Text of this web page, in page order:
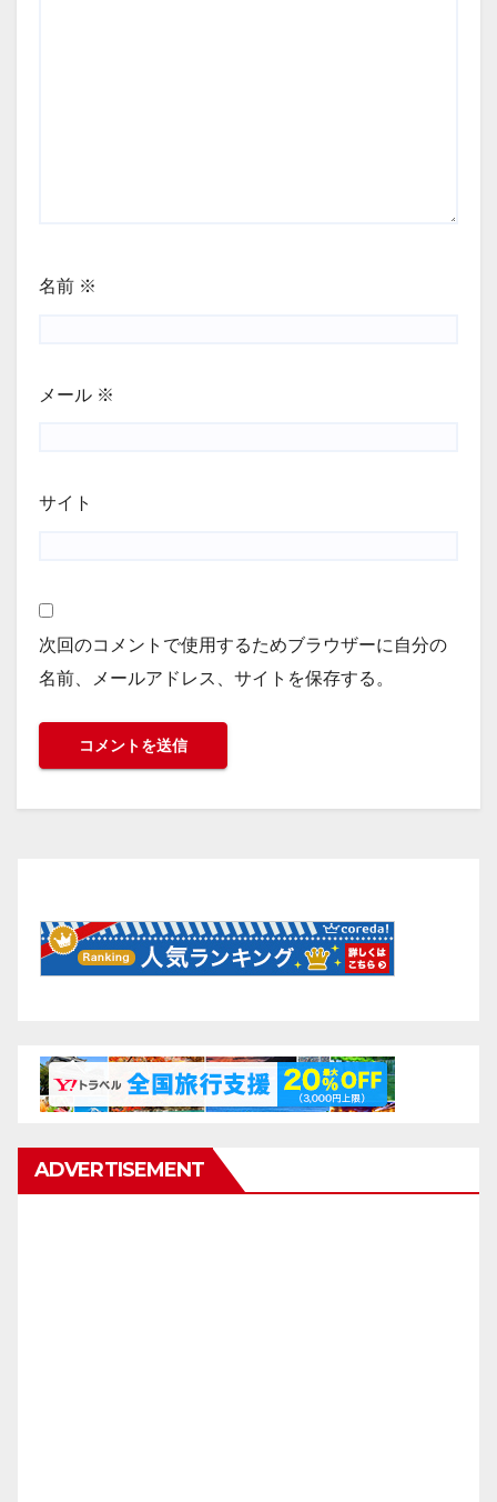
名前 ※
メール ※
サイト
次回のコメントで使用するためブラウザーに自分の
名前、メールアドレス、サイトを保存する。
ADVERTISEMENT